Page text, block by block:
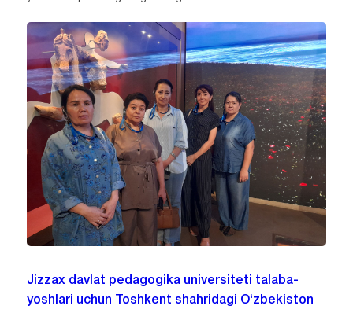
Jizzax davlat pedagogika universiteti talaba-
yoshlari uchun Toshkent shahridagi O‘zbekiston